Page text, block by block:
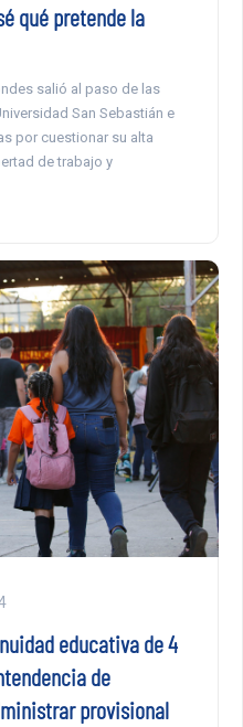
qué pretende la
salió al paso de las
San Sebastián e
por cuestionar su alta
de trabajo y
educativa de 4
de
provisional